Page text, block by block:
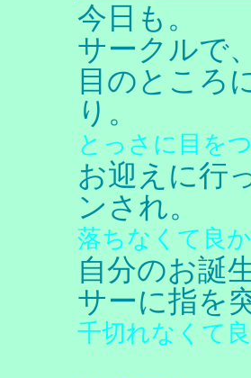
今日も。
サークルで
目のところ
り。
とっさに目を
お迎えに行
ンされ。
落ちなくて良か
自分のお誕
サーに指を
千切れなくて良